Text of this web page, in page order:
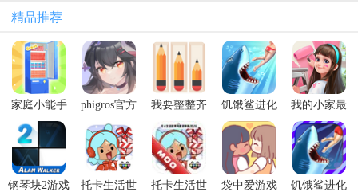
精品推荐
家庭小能手
phigros官方
正版安卓
我要整整齐
齐最新版
饥饿鲨进化
国际服内置
菜单最新版
本2026
我的小家最
新破解版
钢琴块2游戏
托卡生活世
托卡生活世
袋中爱游戏
饥饿鲨进化